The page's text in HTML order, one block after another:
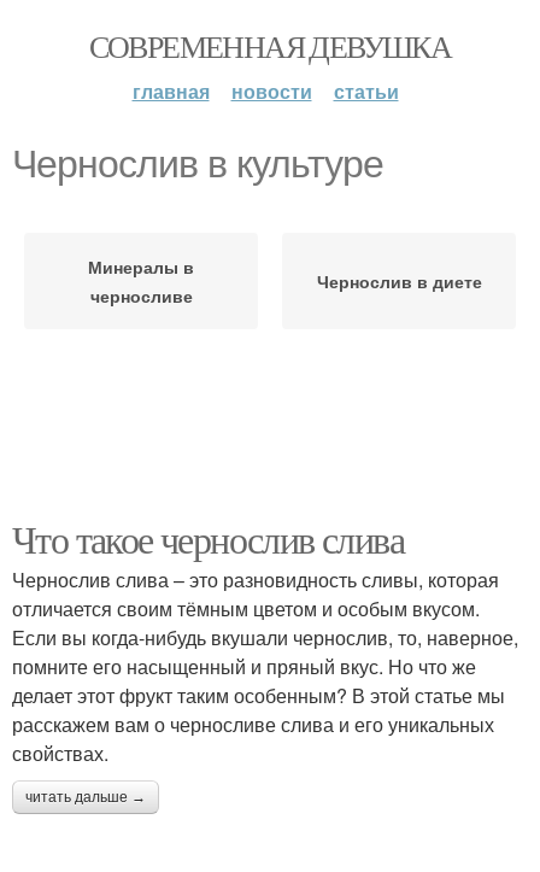
СОВРЕМЕННАЯ ДЕВУШКА
главная новости статьи
Чернослив в культуре
Минералы в
черносливе
Чернослив в диете
Что такое чернослив слива
Чернослив слива – это разновидность сливы, которая
отличается своим тёмным цветом и особым вкусом.
Если вы когда-нибудь вкушали чернослив, то, наверное,
помните его насыщенный и пряный вкус. Но что же
делает этот фрукт таким особенным? В этой статье мы
расскажем вам о черносливе слива и его уникальных
свойствах.
читать дальше →